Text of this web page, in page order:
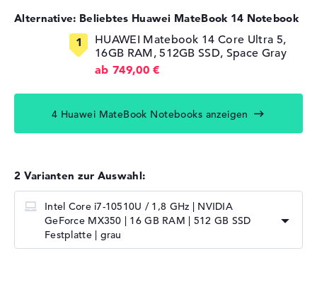
Alternative: Beliebtes Huawei MateBook 14 Notebook
HUAWEI Matebook 14 Core Ultra 5,
16GB RAM, 512GB SSD, Space Gray
ab 749,00 €
4 Huawei MateBook Notebooks anzeigen
2 Varianten zur Auswahl:
Intel Core i7-10510U / 1,8 GHz | NVIDIA
GeForce MX350 | 16 GB RAM | 512 GB SSD
Festplatte | grau